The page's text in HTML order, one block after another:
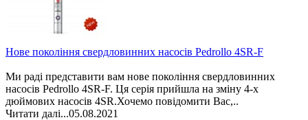
Нове покоління свердловинних насосів Pedrollo 4SR-F
Ми раді представити вам нове покоління свердловинних
насосів Pedrollo 4SR-F. Ця серія прийшла на зміну 4-х
дюймових насосів 4SR.Хочемо повідомити Вас,..
Читати далі...05.08.2021